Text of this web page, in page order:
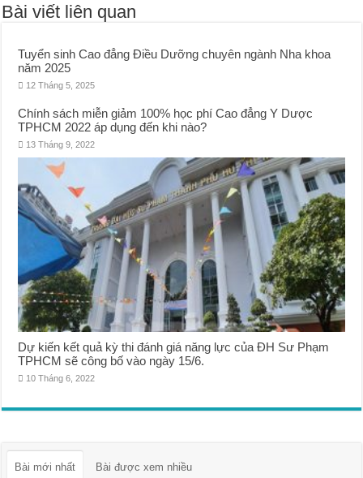
Bài viết liên quan
Tuyển sinh Cao đẳng Điều Dưỡng chuyên ngành Nha khoa
năm 2025
12 Tháng 5, 2025
Chính sách miễn giảm 100% học phí Cao đẳng Y Dược
TPHCM 2022 áp dụng đến khi nào?
13 Tháng 9, 2022
Dự kiến kết quả kỳ thi đánh giá năng lực của ĐH Sư Phạm
TPHCM sẽ công bố vào ngày 15/6.
10 Tháng 6, 2022
Bài mới nhất Bài được xem nhiều